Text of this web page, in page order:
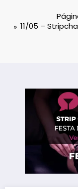
11/05 –